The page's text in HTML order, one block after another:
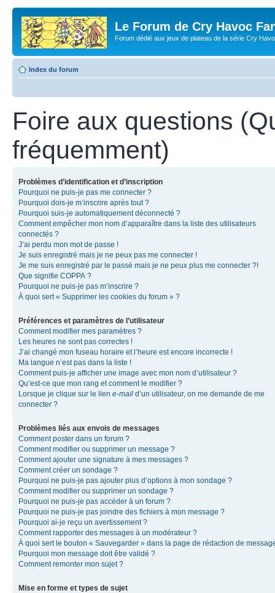
Le Forum de Cry Havoc
Forum dédié aux jeux de plateau de la série Cry
Index du forum
Foire aux questions
fréquemment)
Problèmes d’identification et d’inscription
Pourquoi ne puis-je pas me connecter ?
Pourquoi dois-je m’inscrire après tout ?
Pourquoi suis-je automatiquement déconnecté ?
Comment empêcher mon nom d’apparaître dans la liste des utilisateurs
connectés ?
J’ai perdu mon mot de passe !
Je suis enregistré mais je ne peux pas me connecter !
Je me suis enregistré par le passé mais je ne peux plus me connecter ?!
Que signifie COPPA ?
Pourquoi ne puis-je pas m’inscrire ?
À quoi sert « Supprimer les cookies du forum » ?
Préférences et paramètres de l’utilisateur
Comment modifier mes paramètres ?
Les heures ne sont pas correctes !
J’ai changé mon fuseau horaire et l’heure est encore incorrecte !
Ma langue n’est pas dans la liste !
Comment puis-je afficher une image avec mon nom d’utilisateur ?
Qu’est-ce que mon rang et comment le modifier ?
Lorsque je clique sur le lien e-mail d’un utilisateur, on me demande de me
connecter ?
Problèmes liés aux envois de messages
Comment poster dans un forum ?
Comment modifier ou supprimer un message ?
Comment ajouter une signature à mes messages ?
Comment créer un sondage ?
Pourquoi ne puis-je pas ajouter plus d’options à mon sondage ?
Comment modifier ou supprimer un sondage ?
Pourquoi ne puis-je pas accéder à un forum ?
Pourquoi ne puis-je pas joindre des fichiers à mon message ?
Pourquoi ai-je reçu un avertissement ?
Comment rapporter des messages à un modérateur ?
À quoi sert le bouton « Sauvegarder » dans la page de rédaction de
Pourquoi mon message doit être validé ?
Comment remonter mon sujet ?
Mise en forme et types de sujet